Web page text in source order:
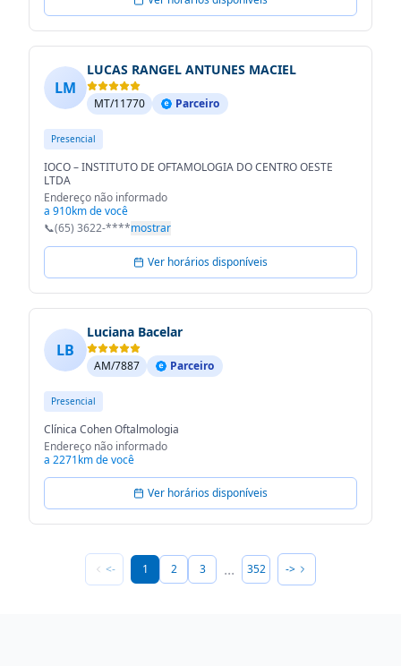
LM
LUCAS RANGEL ANTUNES MACIEL
MT/11770 Parceiro
Presencial
IOCO – INSTITUTO DE OFTAMOLOGIA DO CENTRO OESTE
LTDA
Endereço não informado
a 910km de você
📞(65) 3622-****mostrar
Ver horários disponíveis
LB
Luciana Bacelar
AM/7887 Parceiro
Presencial
Clínica Cohen Oftalmologia
Endereço não informado
a 2271km de você
Ver horários disponíveis
<- 1 2 3 ... 352 ->